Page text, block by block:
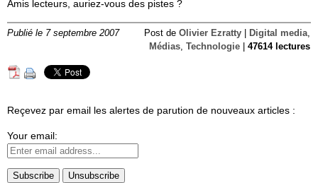
Amis lecteurs, auriez-vous des pistes ?
Publié le 7 septembre 2007 Post de Olivier Ezratty Digital media,
Médias, Technologie 47614 lectures
Reçevez par email les alertes de parution de nouveaux articles :
Your email: